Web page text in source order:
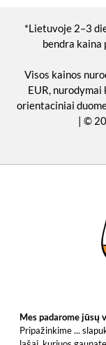
*Lietuvoje 2–3
bendra kaina
Visos kainos
EUR,
orientaciniai
| ©
Mes padarome jūsų
Pripažinkime ...